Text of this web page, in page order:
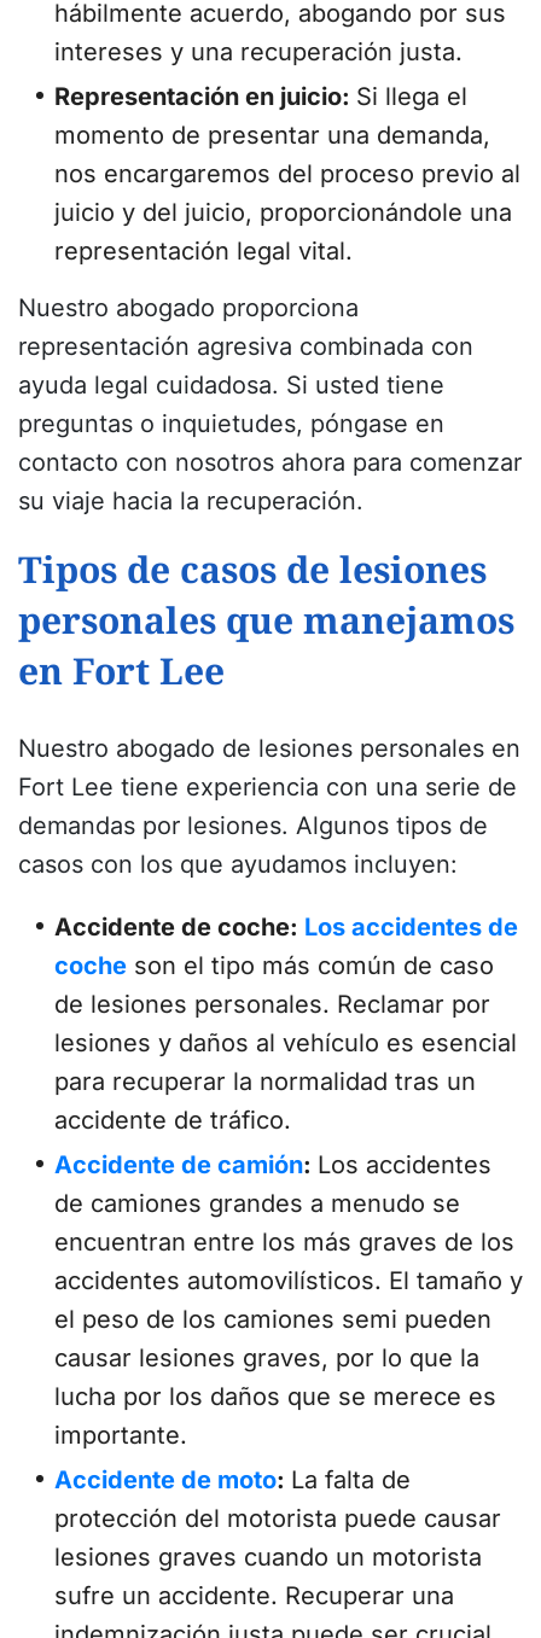
hábilmente acuerdo, abogando por sus
intereses y una recuperación justa.
Representación en juicio: Si llega el
momento de presentar una demanda,
nos encargaremos del proceso previo al
juicio y del juicio, proporcionándole una
representación legal vital.
Nuestro abogado proporciona
representación agresiva combinada con
ayuda legal cuidadosa. Si usted tiene
preguntas o inquietudes, póngase en
contacto con nosotros ahora para comenzar
su viaje hacia la recuperación.
Tipos de casos de lesiones
personales que manejamos
en Fort Lee
Nuestro abogado de lesiones personales en
Fort Lee tiene experiencia con una serie de
demandas por lesiones. Algunos tipos de
casos con los que ayudamos incluyen:
Accidente de coche: Los accidentes de
coche son el tipo más común de caso
de lesiones personales. Reclamar por
lesiones y daños al vehículo es esencial
para recuperar la normalidad tras un
accidente de tráfico.
Accidente de camión: Los accidentes
de camiones grandes a menudo se
encuentran entre los más graves de los
accidentes automovilísticos. El tamaño y
el peso de los camiones semi pueden
causar lesiones graves, por lo que la
lucha por los daños que se merece es
importante.
Accidente de moto: La falta de
protección del motorista puede causar
lesiones graves cuando un motorista
sufre un accidente. Recuperar una